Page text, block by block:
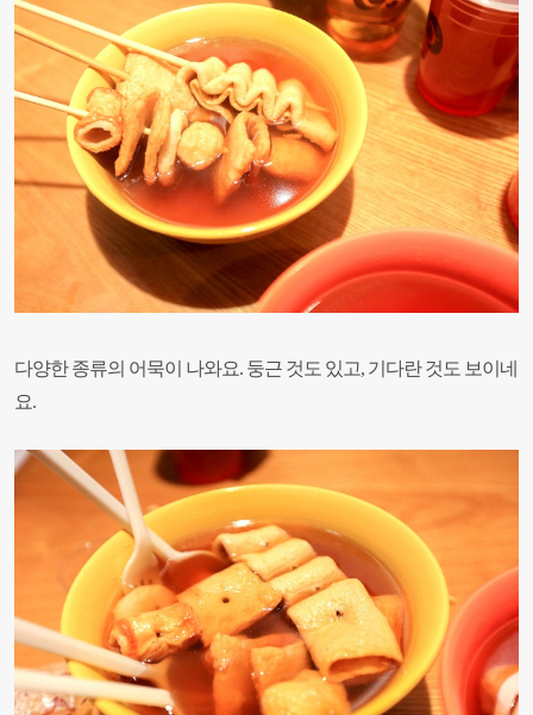
다양한 종류의 어묵이 나와요. 둥근 것도 있고, 기다란 것도 보이네
요.